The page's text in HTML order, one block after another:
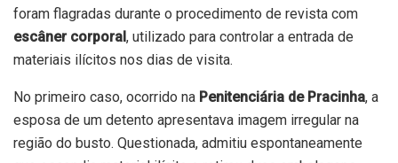
foram flagradas durante o procedimento de revista com
escâner corporal, utilizado para controlar a entrada de
materiais ilícitos nos dias de visita.
No primeiro caso, ocorrido na Penitenciária de Pracinha, a
esposa de um detento apresentava imagem irregular na
região do busto. Questionada, admitiu espontaneamente